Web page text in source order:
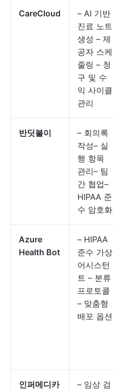
CareCloud
– AI 기반
진료 노트
생성 – 제
공자 스케
줄링 – 청
구 및 수
익 사이클
관리
반딧불이
– 회의록
작성– 실
행 항목
관리– 팀
간 협업–
HIPAA 준
수 암호화
Azure
Health Bot
– HIPAA
준수 가상
어시스턴
트 – 분류
프로토콜
– 맞춤형
배포 옵션
인퍼메디카
– 임상 검